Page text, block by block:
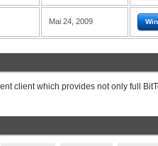
Mai 24, 2009
client which provides not only full